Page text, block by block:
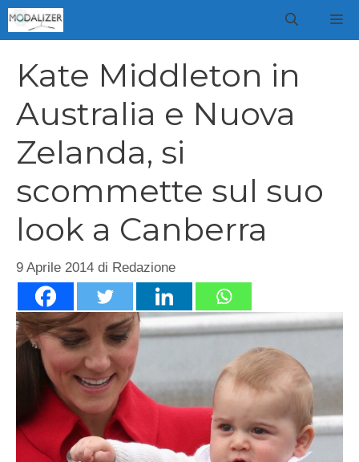
Vai
al
Kate Middleton in
Australia e Nuova
Zelanda, si
scommette sul suo
look a Canberra
9 Aprile 2014 di Redazione